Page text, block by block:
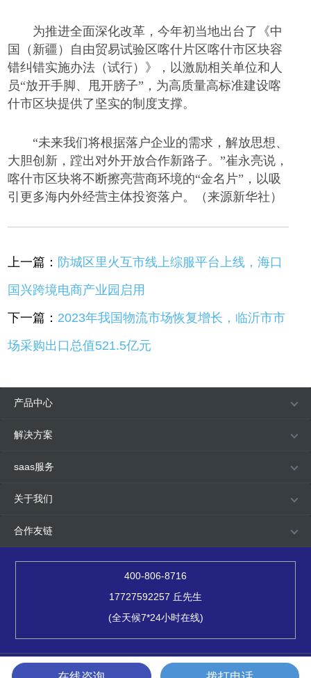
为推进全面深化改革，今年初当地出台了《中
国（新疆）自由贸易试验区喀什片区喀什市区块容
错纠错实施办法（试行）》，以激励相关单位和人
员“放开手脚、甩开膀子”，为高质量高标准建设喀
什市区块提供了坚实的制度支撑。
“未来我们将根据落户企业的需求，解放思想、
大胆创新，蹚出对外开放合作新路子。”崔永亮说，
喀什市区块将不断擦亮营商环境的“金名片”，以吸
引更多海内外经营主体投资落户。（来源新华社）
上一篇： 防城区里火互市线上综服平台上线，海口
国兴跨境电商产业园启用
下一篇： 2023年我国物流市场恢复增长，临沂市市
场采购出口总值521.5亿元
产品中心
解决方案
saas服务
关于我们
合作友链
400-806-8716
17727592257 丘先生
(全天候7*24小时在线)
2015-2024. 四方网络科技 版权所有